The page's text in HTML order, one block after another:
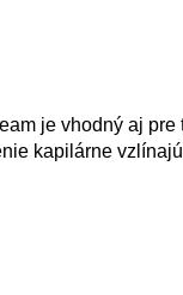
je vhodný aj
kapilárne